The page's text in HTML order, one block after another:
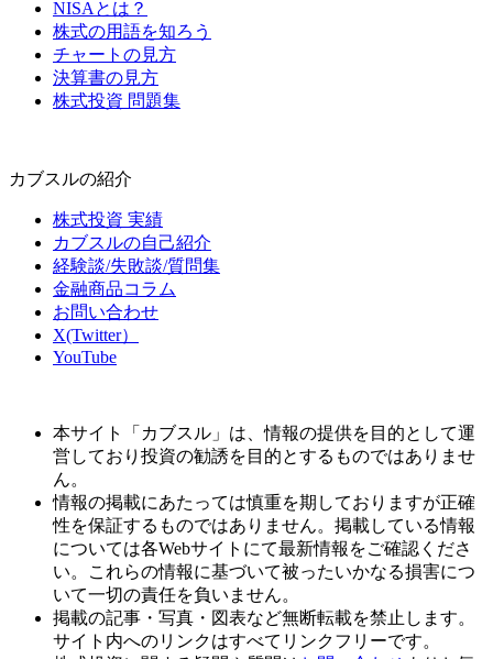
NISAとは？
株式の用語を知ろう
チャートの見方
決算書の見方
株式投資 問題集
カブスルの紹介
株式投資 実績
カブスルの自己紹介
経験談/失敗談/質問集
金融商品コラム
お問い合わせ
X(Twitter）
YouTube
本サイト「カブスル」は、情報の提供を目的として運
営しており投資の勧誘を目的とするものではありませ
ん。
情報の掲載にあたっては慎重を期しておりますが正確
性を保証するものではありません。掲載している情報
については各Webサイトにて最新情報をご確認くださ
い。これらの情報に基づいて被ったいかなる損害につ
いて一切の責任を負いません。
掲載の記事・写真・図表など無断転載を禁止します。
サイト内へのリンクはすべてリンクフリーです。